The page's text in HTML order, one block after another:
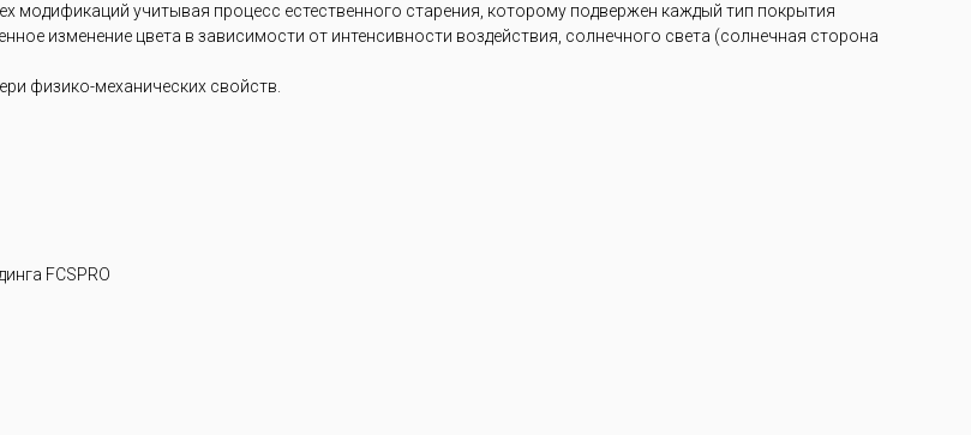
модификаций учитывая процесс естественного старения, которому подвержен каждый тип покрытия
изменение цвета в зависимости от интенсивности воздействия, солнечного света (солнечная сторона
физико-механических свойств.
FCSPRO